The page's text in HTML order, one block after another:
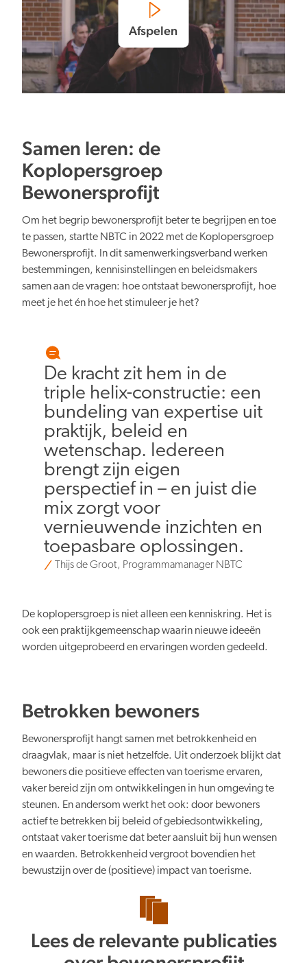
Afspelen
Samen leren: de
Koplopersgroep
Bewonersprofijt
Om het begrip bewonersprofijt beter te begrijpen en toe
te passen, startte NBTC in 2022 met de Koplopersgroep
Bewonersprofijt. In dit samenwerkingsverband werken
bestemmingen, kennisinstellingen en beleidsmakers
samen aan de vragen: hoe ontstaat bewonersprofijt, hoe
meet je het én hoe het stimuleer je het?
De kracht zit hem in de
triple helix-constructie: een
bundeling van expertise uit
praktijk, beleid en
wetenschap. Iedereen
brengt zijn eigen
perspectief in – en juist die
mix zorgt voor
vernieuwende inzichten en
toepasbare oplossingen.
Thijs de Groot, Programmamanager NBTC
De koplopersgroep is niet alleen een kenniskring. Het is
ook een praktijkgemeenschap waarin nieuwe ideeën
worden uitgeprobeerd en ervaringen worden gedeeld.
Betrokken bewoners
Bewonersprofijt hangt samen met betrokkenheid en
draagvlak, maar is niet hetzelfde. Uit onderzoek blijkt dat
bewoners die positieve effecten van toerisme ervaren,
vaker bereid zijn om ontwikkelingen in hun omgeving te
steunen. En andersom werkt het ook: door bewoners
actief te betrekken bij beleid of gebiedsontwikkeling,
ontstaat vaker toerisme dat beter aansluit bij hun wensen
en waarden. Betrokkenheid vergroot bovendien het
bewustzijn over de (positieve) impact van toerisme.
Lees de relevante publicaties